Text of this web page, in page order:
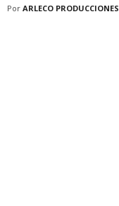
Por ARLECO PRODUCCIONES